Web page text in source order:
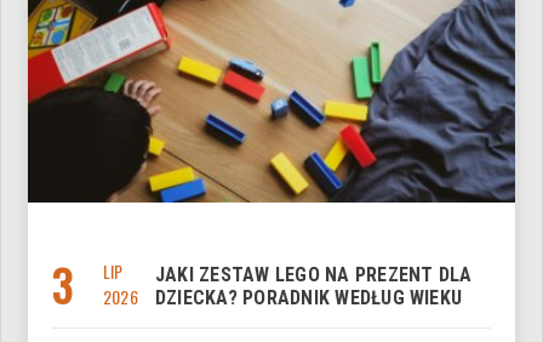
3
LIP
2026
JAKI ZESTAW LEGO NA PREZENT DLA
DZIECKA? PORADNIK WEDŁUG WIEKU